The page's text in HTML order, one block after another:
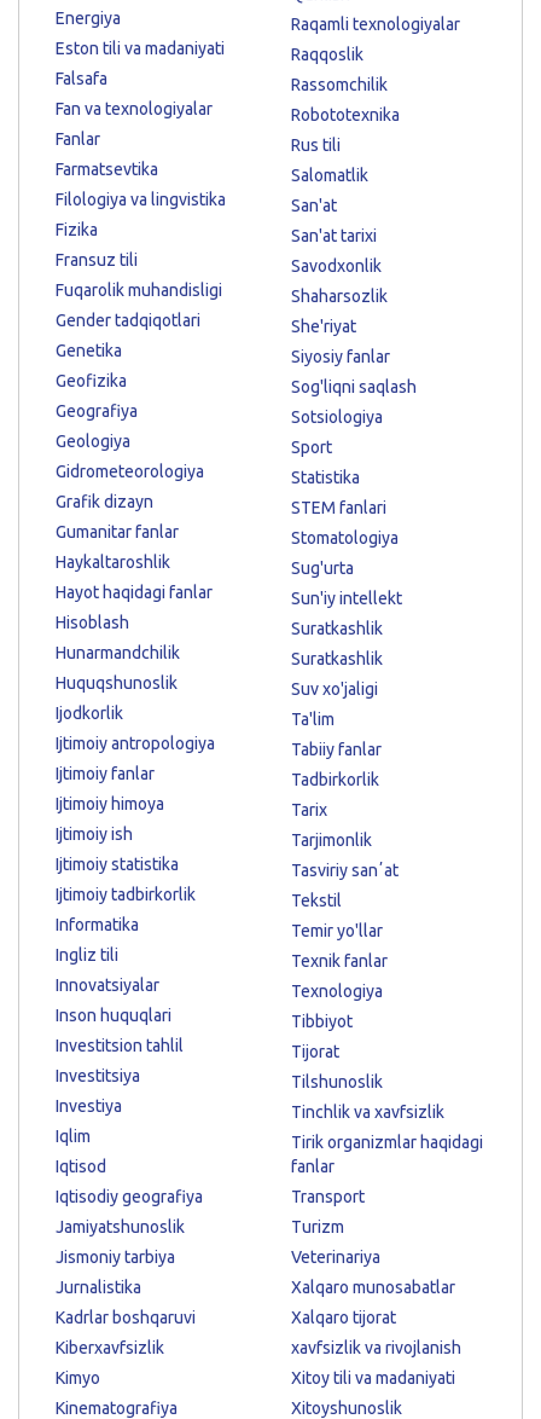
Energiya
Eston tili va madaniyati
Falsafa
Fan va texnologiyalar
Fanlar
Farmatsevtika
Filologiya va lingvistika
Fizika
Fransuz tili
Fuqarolik muhandisligi
Gender tadqiqotlari
Genetika
Geofizika
Geografiya
Geologiya
Gidrometeorologiya
Grafik dizayn
Gumanitar fanlar
Haykaltaroshlik
Hayot haqidagi fanlar
Hisoblash
Hunarmandchilik
Huquqshunoslik
Ijodkorlik
Ijtimoiy antropologiya
Ijtimoiy fanlar
Ijtimoiy himoya
Ijtimoiy ish
Ijtimoiy statistika
Ijtimoiy tadbirkorlik
Informatika
Ingliz tili
Innovatsiyalar
Inson huquqlari
Investitsion tahlil
Investitsiya
Investiya
Iqlim
Iqtisod
Iqtisodiy geografiya
Jamiyatshunoslik
Jismoniy tarbiya
Jurnalistika
Kadrlar boshqaruvi
Kiberxavfsizlik
Kimyo
Kinematografiya
Raqamli texnologiyalar
Raqqoslik
Rassomchilik
Robototexnika
Rus tili
Salomatlik
San'at
San'at tarixi
Savodxonlik
Shaharsozlik
She'riyat
Siyosiy fanlar
Sog'liqni saqlash
Sotsiologiya
Sport
Statistika
STEM fanlari
Stomatologiya
Sug'urta
Sun'iy intellekt
Suratkashlik
Suratkashlik
Suv xo'jaligi
Ta'lim
Tabiiy fanlar
Tadbirkorlik
Tarix
Tarjimonlik
Tasviriy sanʼat
Tekstil
Temir yo'llar
Texnik fanlar
Texnologiya
Tibbiyot
Tijorat
Tilshunoslik
Tinchlik va xavfsizlik
Tirik organizmlar haqidagi
fanlar
Transport
Turizm
Veterinariya
Xalqaro munosabatlar
Xalqaro tijorat
xavfsizlik va rivojlanish
Xitoy tili va madaniyati
Xitoyshunoslik